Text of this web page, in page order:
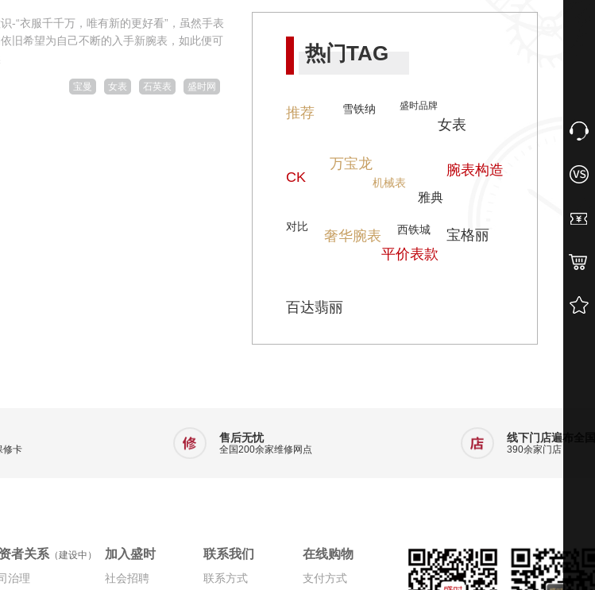
-“衣服千千万，唯有新的更好看”，虽然手表
旧希望为自己不断的入手新腕表，如此便可
宝曼 女表 石英表 盛时网
热门TAG
推荐 雪铁纳 盛时品牌
女表
CK
万宝龙 腕表构造
机械表
雅典
对比
奢华腕表 西铁城
宝格丽
平价表款
百达翡丽
修卡
售后无忧
全国200余家维修网点
线下门店遍布全国
390余家门店
者关系（建设中）
治理
加入盛时
社会招聘
联系我们
联系方式
在线购物
支付方式